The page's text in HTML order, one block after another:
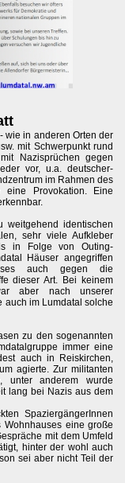
wie in anderen Orten der
mit Schwerpunkt rund
Nazisprüchen gegen
vor, u.a. deutscher-
im Rahmen des
eine Provokation. Eine
identischen
sehr viele Aufkleber
in Folge von Outing-
Häuser angegriffen
auch gegen die
dieser Art. Bei keinem
aber nach unserer
auch im Lumdatal solche
zu den sogenannten
immer eine
auch in Reiskirchen,
agierte. Zur militanten
unter anderem wurde
lang bei Nazis aus dem
SpaziergängerInnen
eine große
mit dem Umfeld
hinter der wohl auch
sei aber nicht Teil der